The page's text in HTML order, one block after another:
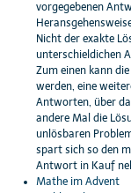
vorgegebenen
Nicht der exakte
unterschieldichen
Zum einen kann
werden, eine
Antworten, über
andere Mal die
unlösbaren
spart sich so den
Antwort in Kauf
Mathe im Advent